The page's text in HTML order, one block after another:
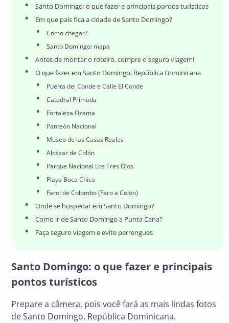
Santo Domingo: o que fazer e principais pontos turísticos
Em que país fica a cidade de Santo Domingo?
Como chegar?
Santo Domingo: mapa
Antes de montar o roteiro, compre o seguro viagem!
O que fazer em Santo Domingo, República Dominicana
Puerta del Conde e Calle El Conde
Catedral Primada
Fortaleza Ozama
Panteón Nacional
Museo de las Casas Reales
Alcázar de Colón
Parque Nacional Los Tres Ojos
Playa Boca Chica
Farol de Colombo (Faro a Colón)
Onde se hospedar em Santo Domingo?
Como ir de Santo Domingo a Punta Cana?
Faça seguro viagem e evite perrengues
Santo Domingo: o que fazer e principais
pontos turísticos
Prepare a câmera, pois você fará as mais lindas fotos
de Santo Domingo, República Dominicana.